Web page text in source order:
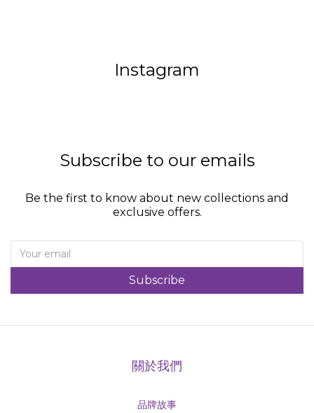
Instagram
Subscribe to our emails
Be the first to know about new collections and
exclusive offers.
Subscribe
關於我們
品牌故事